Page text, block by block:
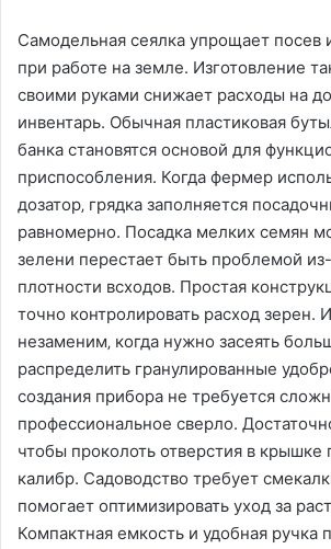
Самодельная сеялка упрощает посев
при работе на земле. Изготовление
своими руками снижает расходы на
инвентарь. Обычная пластиковая
банка становятся основой для
приспособления. Когда фермер
дозатор‚ грядка заполняется
равномерно. Посадка мелких семян
зелени перестает быть проблемой
плотности всходов. Простая
точно контролировать расход зерен.
незаменим‚ когда нужно засеять
распределить гранулированные
создания прибора не требуется
профессиональное сверло.
чтобы проколоть отверстия в крышке
калибр. Садоводство требует
помогает оптимизировать уход за
Компактная емкость и удобная ручка